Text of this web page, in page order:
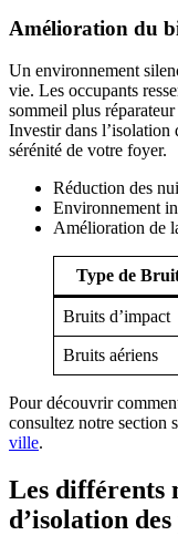
Amélioration du
Un environnement
vie. Les occupants
sommeil plus
Investir dans l’isolation
sérénité de votre foyer.
Réduction des
Environnement
Amélioration de
Type de
Bruits d’impact
Bruits aériens
Pour découvrir
consultez notre section
ville.
Les différents
d’isolation